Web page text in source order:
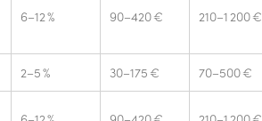
6–12 % 90–420 € 210–1 200 €
2–5 % 30–175 € 70–500 €